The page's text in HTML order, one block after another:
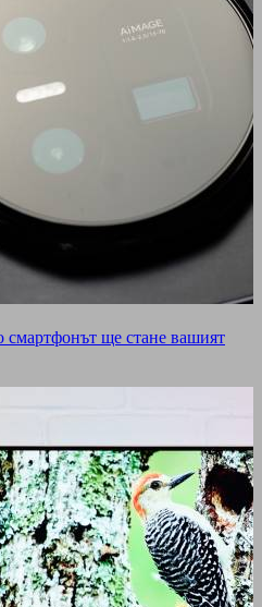
смартфонът ще стане вашият